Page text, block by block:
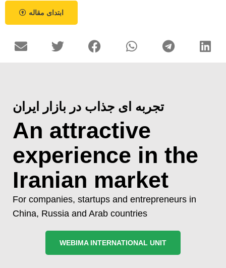
ابتدای مقاله
تجربه ای جذاب در بازار ایران
An attractive
experience in the
Iranian market
For companies, startups and entrepreneurs in
China, Russia and Arab countries
WEBIMA INTERNATIONAL UNIT